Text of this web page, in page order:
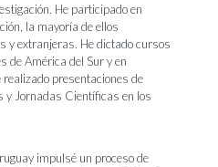
He participado en
la mayoría de ellos
y extranjeras. He dictado cursos
de América del Sur y en
presentaciones de
y Jornadas Científicas en los
impulsé un proceso de